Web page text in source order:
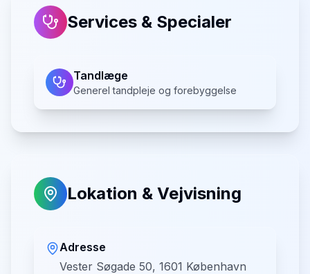
Services & Specialer
Tandlæge
Generel tandpleje og forebyggelse
Lokation & Vejvisning
Adresse
Vester Søgade 50, 1601 København